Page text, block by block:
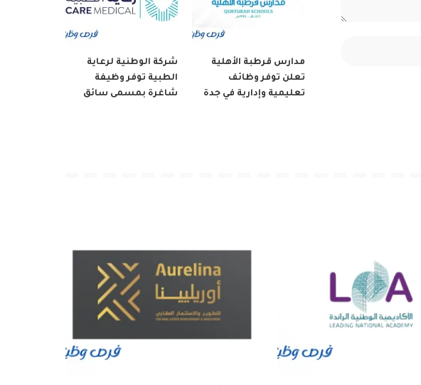
مدارس قرطبة الأهلية
تعلن توفر وظائف
تعليمية وإدارية في جدة
شركة الوطنية لرعاية
الطبية توفر وظيفة
شاغرة بمسمى سائق